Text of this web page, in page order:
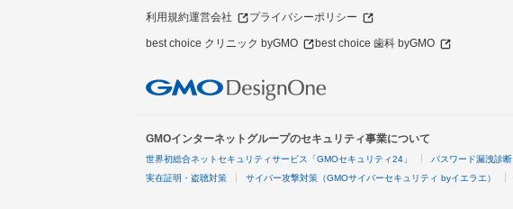
利用規約運営会社 プライバシーポリシー
best choice クリニック byGMO best choice 歯科 byGMO
GMOインターネットグループのセキュリティ事業について
世界初総合ネットセキュリティサービス「GMOセキュリティ24」 パスワード漏洩診断
実在証明・盗聴対策 サイバー攻撃対策（GMOサイバーセキュリティ byイエラエ）